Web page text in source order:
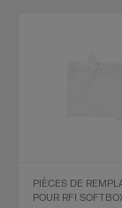
PIÈCES DE
POUR RFI